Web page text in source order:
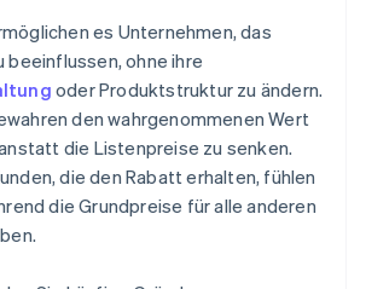
es Unternehmen, das
beeinflussen, ohne ihre
oder Produktstruktur zu ändern.
den wahrgenommenen Wert
die Listenpreise zu senken.
die den Rabatt erhalten, fühlen
die Grundpreise für alle anderen